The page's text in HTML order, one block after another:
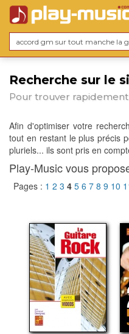
Recherche sur le
Pour trouver
Afin d'optimiser votre
tout en restant le plus précis
pluriels... ils sont pris en
Play-Music vous
Pages : 1 2 3 4 5 6 7 8 9 10